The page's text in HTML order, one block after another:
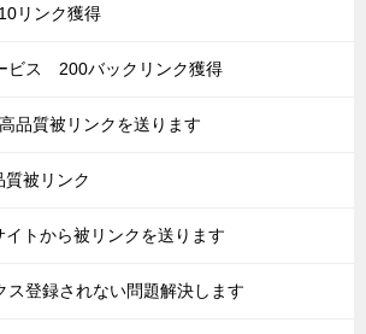
リンク獲得
ビス 200バックリンク獲得
品質被リンクを送ります
質被リンク
イトから被リンクを送ります
ス登録されない問題解決します